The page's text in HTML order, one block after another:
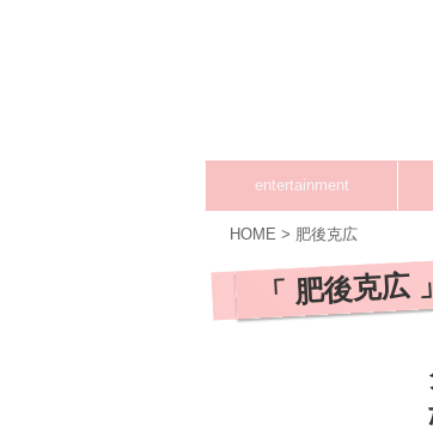
entertainment
HOME > 肥後克広
「 肥後克広